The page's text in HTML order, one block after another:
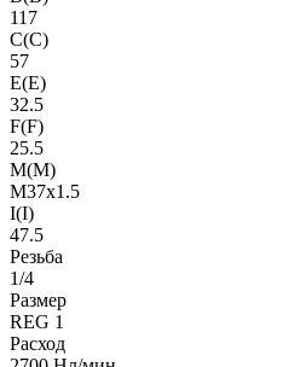
117
C(C)
57
E(E)
32.5
F(F)
25.5
M(M)
M37x1.5
I(I)
47.5
Резьба
1/4
Размер
REG 1
Расход